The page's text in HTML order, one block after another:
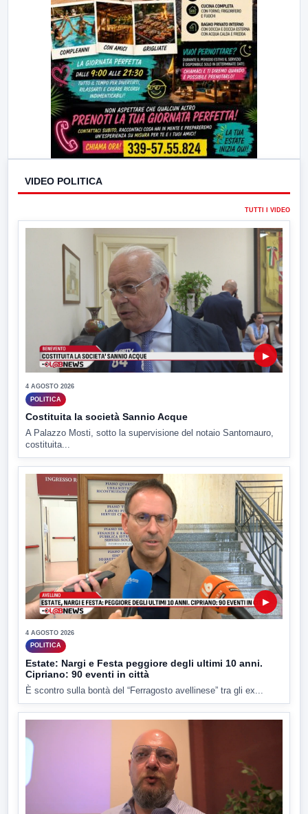
VIDEO POLITICA
TUTTI I VIDEO
▶
4 AGOSTO 2026
POLITICA
Costituita la società Sannio Acque
A Palazzo Mosti, sotto la supervisione del notaio Santomauro,
costituita...
▶
4 AGOSTO 2026
POLITICA
Estate: Nargi e Festa peggiore degli ultimi 10 anni.
Cipriano: 90 eventi in città
È scontro sulla bontà del “Ferragosto avellinese” tra gli ex...